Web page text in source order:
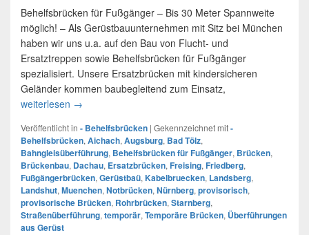
Behelfsbrücken für Fußgänger – Bis 30 Meter Spannweite
möglich! – Als Gerüstbauunternehmen mit Sitz bei München
haben wir uns u.a. auf den Bau von Flucht- und
Ersatztreppen sowie Behelfsbrücken für Fußgänger
spezialisiert. Unsere Ersatzbrücken mit kindersicheren
Geländer kommen baubegleitend zum Einsatz,
weiterlesen Behelfsbrücken für Fußgänger
→
Veröffentlicht in - Behelfsbrücken | Gekennzeichnet mit-
Behelfsbrücken, Aichach, Augsburg, Bad Tölz,
Bahngleisüberführung, Behelfsbrücken für Fußgänger, Brücken,
Brückenbau, Dachau, Ersatzbrücken, Freising, Friedberg,
Fußgängerbrücken, Gerüstbaü, Kabelbruecken, Landsberg,
Landshut, Muenchen, Notbrücken, Nürnberg, provisorisch,
provisorische Brücken, Rohrbrücken, Starnberg,
Straßenüberführung, temporär, Temporäre Brücken, Überführungen
aus Gerüst